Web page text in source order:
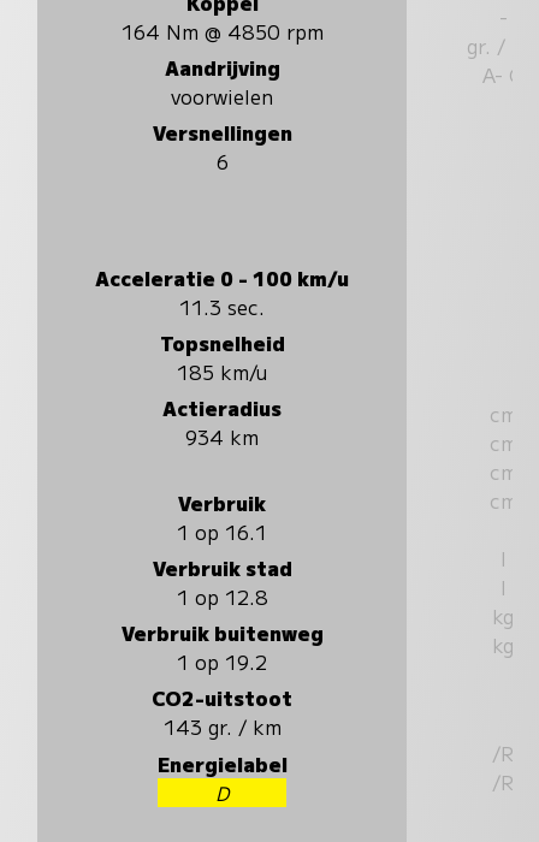
164 Nm @ 4850 rpm
Aandrijving
voorwielen
Versnellingen
6
Acceleratie 0 - 100 km/u
11.3 sec.
Topsnelheid
185 km/u
Actieradius
934 km
Verbruik
1 op 16.1
Verbruik stad
1 op 12.8
Verbruik buitenweg
1 op 19.2
CO2-uitstoot
143 gr. / km
Energielabel
D
-
gr. / km
A- G
cm
cm
cm
cm
l
l
kg
kg
/R
/R